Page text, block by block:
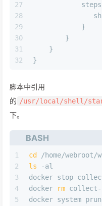
27
28
29
30
31
32
               sh
            }
        }
    }
}
脚本中引用
的 /usr/local/shell/
下。
BASH
1
2
3
4
5
cd
/home/webroot/
ls -al
docker stop
docker
rm collect-
docker system